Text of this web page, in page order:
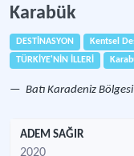
Karabük
DESTİNASYON Kentsel
TÜRKİYE'NİN İLLERİ
Batı Karadeniz
ADEM SAĞIR
2020